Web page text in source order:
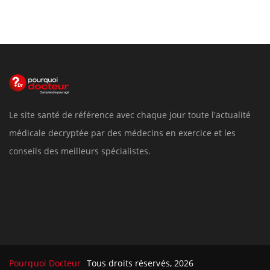
Le site santé de référence avec chaque jour toute l'actualité
médicale decryptée par des médecins en exercice et les
conseils des meilleurs spécialistes.
Pourquoi Docteur Tous droits réservés, 2026